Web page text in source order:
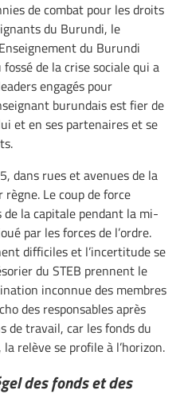
de combat pour les droits
du Burundi, le
du Burundi
de la crise sociale qui a
engagés pour
burundais est fier de
et en ses partenaires et se
dans rues et avenues de la
Le coup de force
de la capitale pendant la mi-
par les forces de l’ordre.
difficiles et l’incertitude se
du STEB prennent le
inconnue des membres
des responsables après
de travail, car les fonds du
relève se profile à l’horizon.
des fonds et des